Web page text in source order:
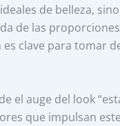
de belleza,
de las
clave para tomar
el auge del look
que impulsan